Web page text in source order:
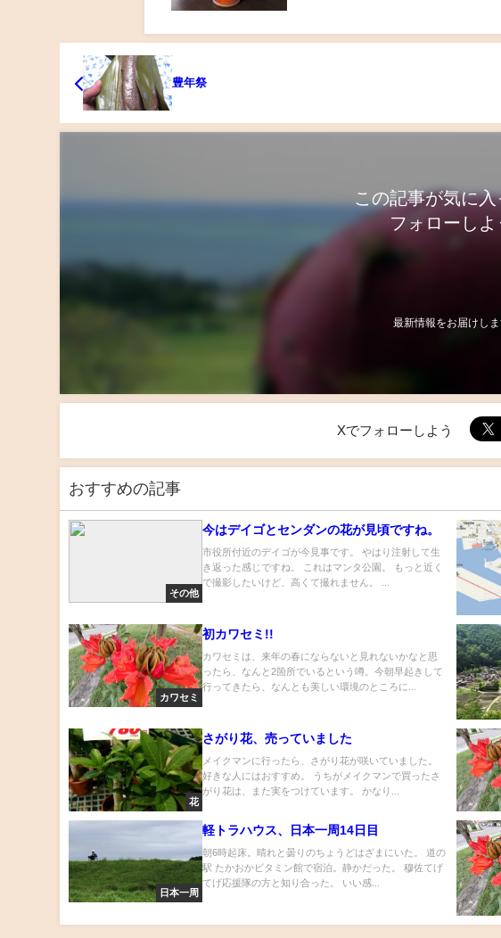
豊年祭
この記事が気に入
フォローしよ
最新情報をお届けし
Xでフォローしよう
おすすめの記事
その他
今はデイゴとセンダンの花が見頃ですね。
市役所付近のデイゴが今見事です。 やはり注射して生
き返った感じですね。 これはマンタ公園。 もっと近く
で撮影したいけど、高くて撮れません。 ...
カワセミ
初カワセミ!!
カワセミは、来年の春にならないと見れないかなと思
ったら、なんと2箇所でいるという噂。今朝早起きして
行ってきたら、なんとも美しい環境のところに...
花
さがり花、売っていました
メイクマンに行ったら、さがり花が咲いていました。
好きな人にはおすすめ。 うちがメイクマンで買ったさ
がり花は、また実をつけています。 かなり...
日本一周
軽トラハウス、日本一周14日目
朝6時起床。晴れと曇りのちょうどはざまにいた。 道の
駅 たかおかビタミン館で宿泊。静かだった。 穆佐てげ
てげ応援隊の方と知り合った。 いい感...